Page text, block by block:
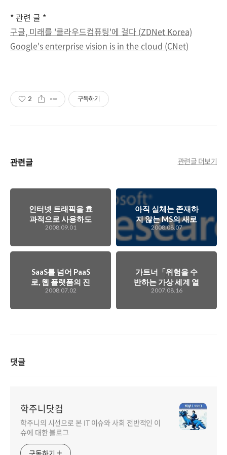
* 관련 글 *
구글, 미래를 '클라우드컴퓨팅'에 걸다 (ZDNet Korea)
Google's enterprise vision is in the cloud (CNet)
2 구독하기
관련글 관련글 더보기
인터넷 트래픽을 효
과적으로 사용하도
록 노력해야 할 필요
2008.09.01
아직 실체는 존재하
지 않는 MS의 새로
운 OS 프로젝트 '미
도리'
2008.08.07
SaaS를 넘어 PaaS
로, 웹 플랫폼의 진
화는 계속된다.
2008.07.02
가트너「위험을 수
반하는 가상 세계 열
풍」
2007.08.16
댓글
학주니닷컴
학주니의 시선으로 본 IT 이슈와 사회 전반적인 이
슈에 대한 블로그